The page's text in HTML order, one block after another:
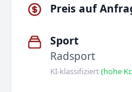
Preis auf
Sport
Radsport
KI-klassifiziert(hohe